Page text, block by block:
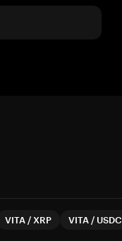
VITA / XRP VITA / USDC